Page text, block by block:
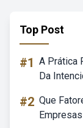
Top Post
#1 A Prática
Da
#2 Que